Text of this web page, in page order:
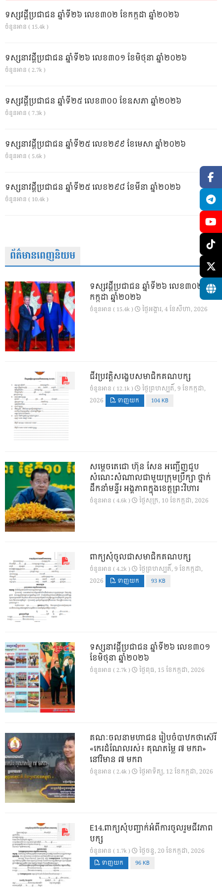
ទស្សវដ្តីប្រជាជន ឆ្នាំទី២៦ លេខ៣០២ ខែកក្កដា ឆ្នាំ២០២៦
ចំនួនអាន ( 15.4k )
ទស្សនាវដ្ដីប្រជាជន ឆ្នាំទី២៦ លេខ៣០១ ខែមិថុនា ឆ្នាំ២០២៦
ចំនួនអាន ( 2.7k )
ទស្សវដ្តីប្រជាជន ឆ្នាំទី២៥ លេខ៣០០ ខែឧសភា ឆ្នាំ២០២៦
ចំនួនអាន ( 7.3k )
ទស្សនាវដ្ដីប្រជាជន ឆ្នាំទី២៥ លេខ២៩៩ ខែមេសា ឆ្នាំ២០២៦
ចំនួនអាន ( 5.6k )
ទស្សនាវដ្ដីប្រជាជន ឆ្នាំទី២៥ លេខ២៩៨ ខែមីនា ឆ្នាំ២០២៦
ចំនួនអាន ( 10.4k )
ព័ត៌មានពេញនិយម
ទស្សវដ្តីប្រជាជន ឆ្នាំទី២៦ លេខ៣០២ ខែ
កក្កដា ឆ្នាំ២០២៦
ចំនួនអាន ( 15.4k ) ថ្ងៃ​អង្គារ, 4 ខែ​សីហា, 2026
ជីវប្រវត្តិសង្ខេបសមាជិកគណបក្ស
ចំនួនអាន ( 12.1k )
ថ្ងៃ​ព្រហស្បតិ៍, 9 ខែ​កក្កដា,
2026
ទាញយក 104 KB
សម្តេចតេជោ ហ៊ុន សែន អញ្ជើញជួប
សំណេះសំណាលជាមួយក្រុមប្រឹក្សា ថ្នាក់
ដឹកនាំមន្ទីរ អង្គភាពក្នុងខេត្តព្រះវិហារ
ចំនួនអាន ( 4.6k ) ថ្ងៃ​សុក្រ, 10 ខែ​កក្កដា, 2026
ពាក្យសុំចូលជាសមាជិកគណបក្ស
ចំនួនអាន ( 4.2k )
ថ្ងៃ​ព្រហស្បតិ៍, 9 ខែ​កក្កដា,
2026
ទាញយក 93 KB
ទស្សនាវដ្ដីប្រជាជន ឆ្នាំទី២៦ លេខ៣០១
ខែមិថុនា ឆ្នាំ២០២៦
ចំនួនអាន ( 2.7k ) ថ្ងៃ​ពុធ, 15 ខែ​កក្កដា, 2026
គណៈចលនាមហាជន រៀបចំបាឋកថាស៊េរី
«កេរដំណែលរស់៖ គុណតម្លៃ ៧ មករា»
នៅវិមាន ៧ មករា
ចំនួនអាន ( 2.4k ) ថ្ងៃ​អាទិត្យ, 12 ខែ​កក្កដា, 2026
E14.ពាក្យសុំបញ្ជាក់អំពីការចូលរួមជីវភាព
បក្ស
ចំនួនអាន ( 1.7k ) ថ្ងៃ​ចន្ទ, 20 ខែ​កក្កដា, 2026
ទាញយក 96 KB